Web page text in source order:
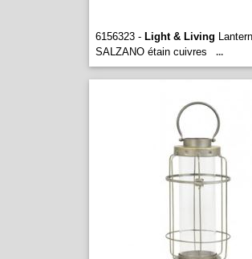
6156323 - Light & Living
SALZANO étain cuivres
...